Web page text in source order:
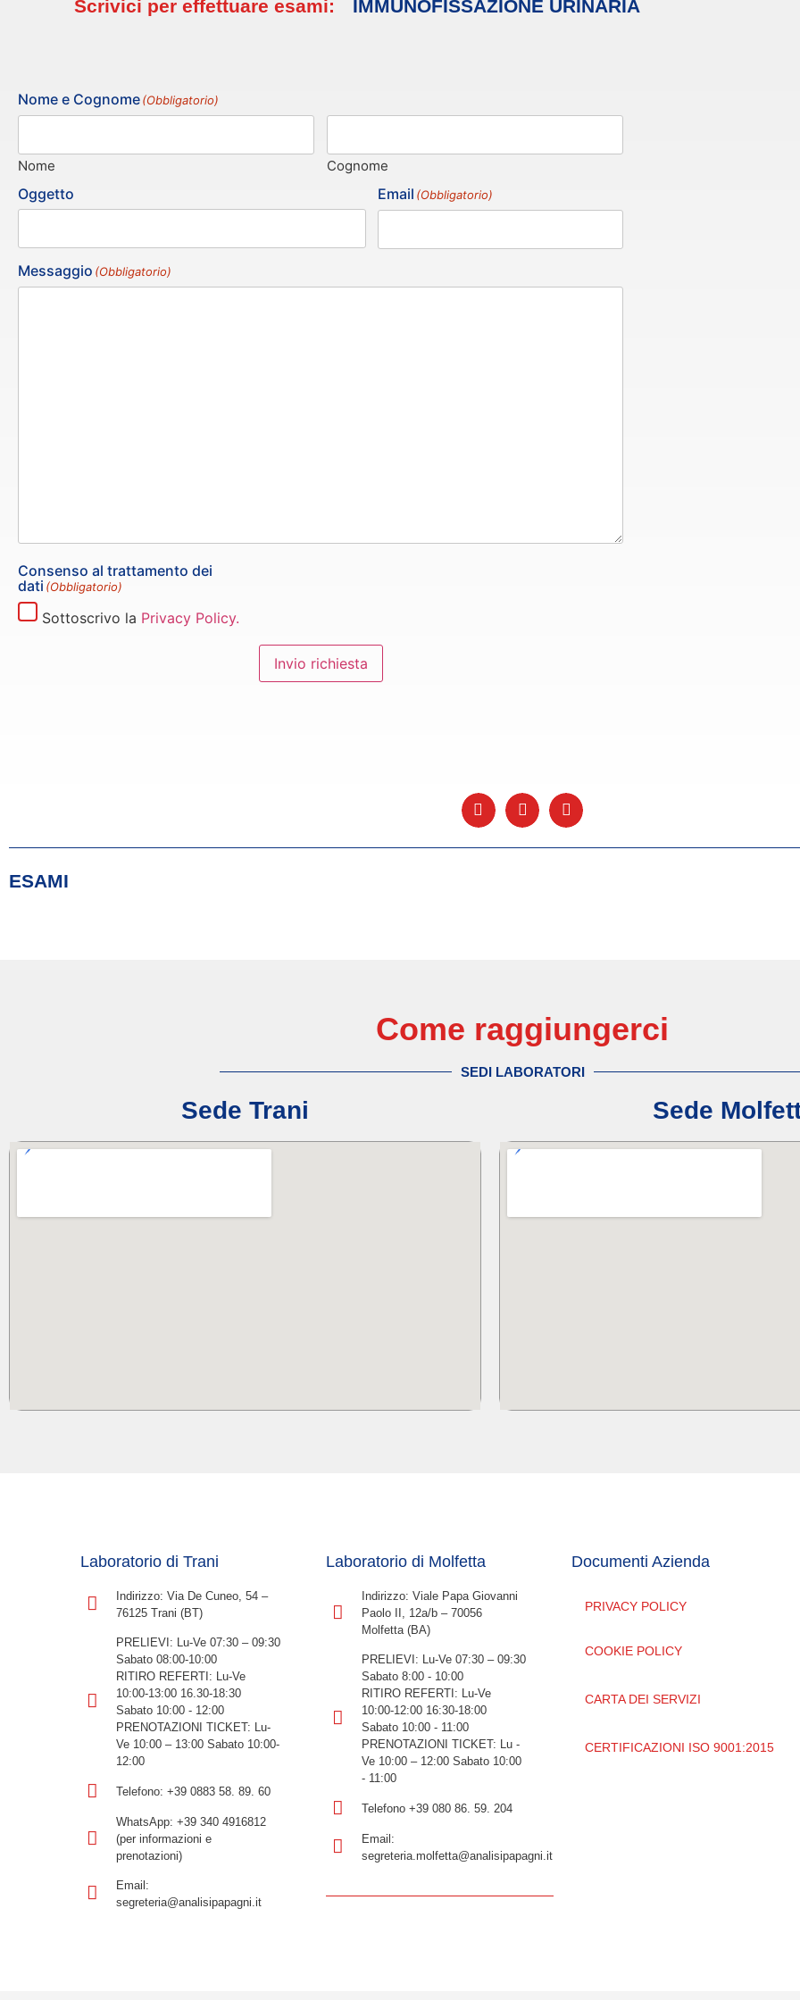
Scrivici per effettuare esami: IMMUNOFISSAZIONE URINARIA
Nome e Cognome(Obbligatorio)
Nome Cognome
Oggetto Email (Obbligatorio)
Messaggio (Obbligatorio)
Consenso al trattamento dei
dati (Obbligatorio)
Sottoscrivo la Privacy Policy.
Invio richiesta
ESAMI
Come raggiungerci
SEDI LABORATORI
Sede Trani Sede
Laboratorio di Trani
Indirizzo: Via De Cuneo, 54 –
76125 Trani (BT)
PRELIEVI: Lu-Ve 07:30 – 09:30
Sabato 08:00-10:00
RITIRO REFERTI: Lu-Ve
10:00-13:00 16.30-18:30
Sabato 10:00 - 12:00
PRENOTAZIONI TICKET: Lu-
Ve 10:00 – 13:00 Sabato 10:00-
12:00
Telefono: +39 0883 58. 89. 60
WhatsApp: +39 340 4916812
(per informazioni e
prenotazioni)
Email:
segreteria@analisipapagni.it
Laboratorio di Molfetta
Indirizzo: Viale Papa Giovanni
Paolo II, 12a/b – 70056
Molfetta (BA)
PRELIEVI: Lu-Ve 07:30 – 09:30
Sabato 8:00 - 10:00
RITIRO REFERTI: Lu-Ve
10:00-12:00 16:30-18:00
Sabato 10:00 - 11:00
PRENOTAZIONI TICKET: Lu -
Ve 10:00 – 12:00 Sabato 10:00
- 11:00
Telefono +39 080 86. 59. 204
Email:
segreteria.molfetta@analisipapagni.it
Documenti Azienda
PRIVACY POLICY
COOKIE POLICY
CARTA DEI SERVIZI
CERTIFICAZIONI ISO 9001:2015